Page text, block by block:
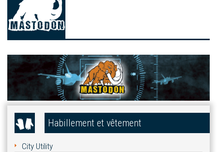
Habillement et vêtement
City Utility